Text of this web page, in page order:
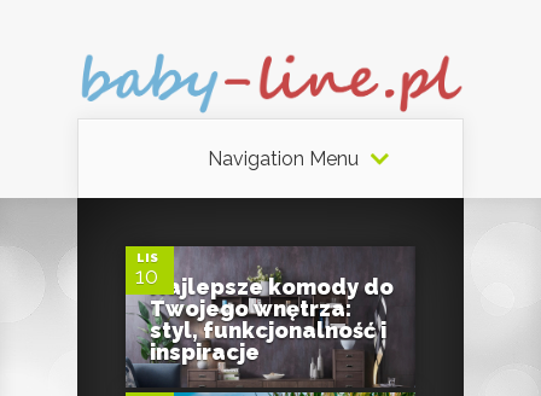
Navigation Menu
LIS
10Najlepsze komody do
Twojego wnętrza:
styl, funkcjonalność i
inspiracje
0